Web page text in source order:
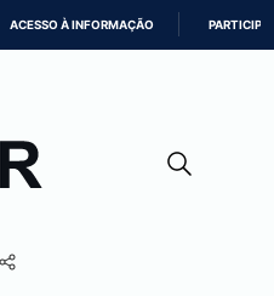
CONTEÚDO
ACESSO À INFORMAÇÃO PARTICIPE